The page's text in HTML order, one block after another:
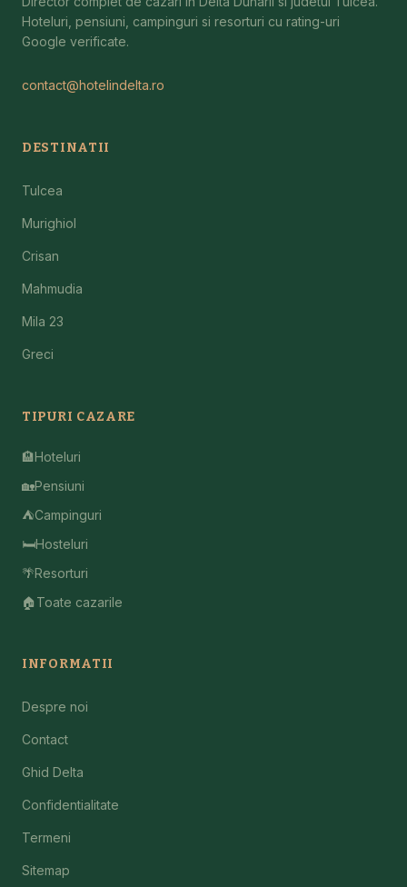
Hoteluri, pensiuni, campinguri si resorturi cu rating-uri
Google verificate.
contact@hotelindelta.ro
DESTINATII
Tulcea
Murighiol
Crisan
Mahmudia
Mila 23
Greci
TIPURI CAZARE
🏨Hoteluri
🏡Pensiuni
⛺Campinguri
🛏️Hosteluri
🌴Resorturi
🏠 Toate cazarile
INFORMATII
Despre noi
Contact
Ghid Delta
Confidentialitate
Termeni
Sitemap